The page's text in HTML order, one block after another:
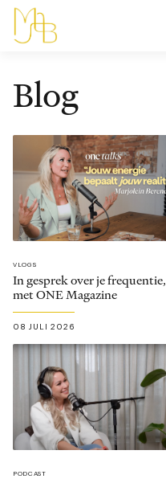
Blog
VLOGS
In gesprek over je frequentie,
met ONE Magazine
08 JULI 2026
PODCAST